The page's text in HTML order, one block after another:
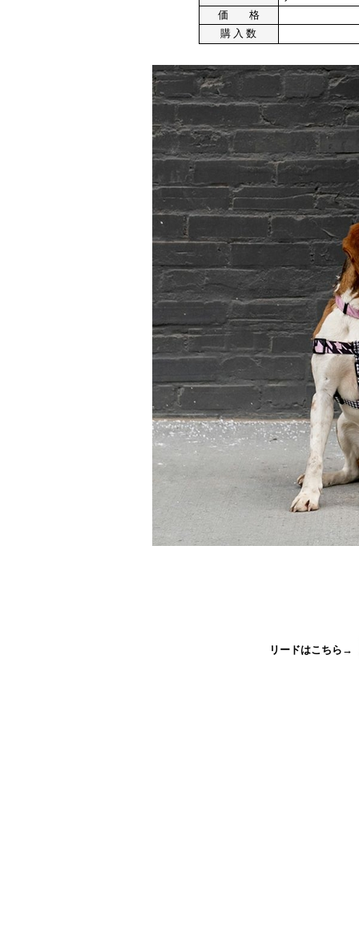
価 格
購 入 数
リードはこちら→